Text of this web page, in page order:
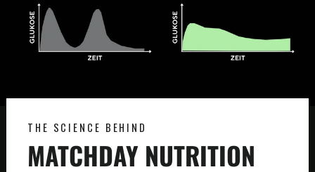
THE SCIENCE BEHIND
MATCHDAY NUTRITION